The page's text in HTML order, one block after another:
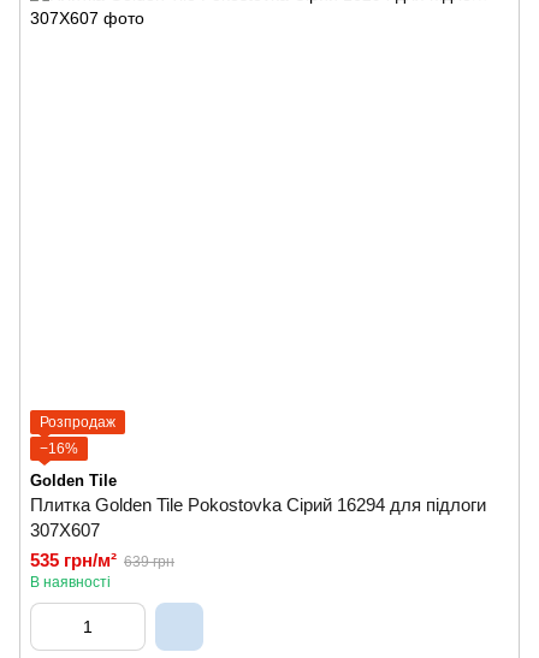
Розпродаж
−16%
Golden Tile
Плитка Golden Tile Pokostovka Сірий 16294 для підлоги
307Х607
535 грн/м² 639 грн
В наявності